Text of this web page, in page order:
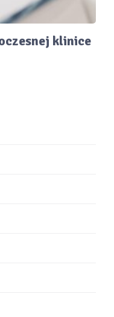
klinice